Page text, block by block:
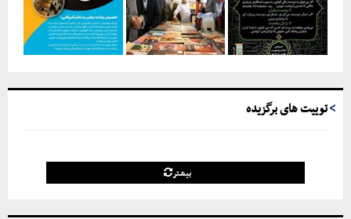
توییت های برگزیده
بیشتر